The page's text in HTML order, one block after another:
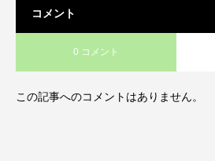
コメント
0 コメント
この記事へのコメントはありません。